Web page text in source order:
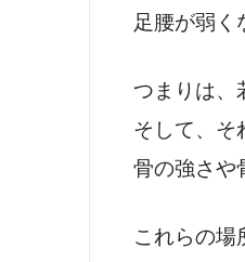
足腰が弱く
つまりは、
そして、そ
骨の強さや
これらの場